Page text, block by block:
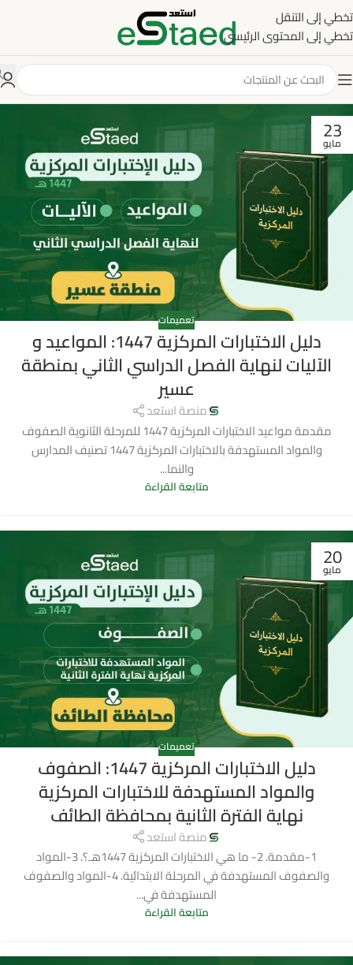
تخطي إلى التنقل
تخطي إلى المحتوى الرئيسي
23
مايو
تعميمات
دليل الاختبارات المركزية 1447: المواعيد و
الآليات لنهاية الفصل الدراسي الثاني بمنطقة
عسير
منصة استعد
مقدمة مواعيد الاختبارات المركزية 1447 للمرحلة الثانوية الصفوف
والمواد المستهدفة بالاختبارات المركزية 1447 تصنيف المدارس
والنما...
متابعة القراءة
20
مايو
تعميمات
دليل الاختبارات المركزية 1447: الصفوف
والمواد المستهدفة للاختبارات المركزية
نهاية الفترة الثانية بمحافظة الطائف
منصة استعد
1-مقدمة. 2- ما هي الاختبارات المركزية 1447هـ؟. 3-المواد
والصفوف المستهدفة في المرحلة الابتدائية. 4-المواد والصفوف
المستهدفة في...
متابعة القراءة